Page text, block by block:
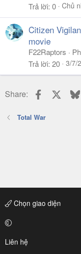
Trả lời 0 Chủ
Citizen
movie
F22Raptors
Trả lời 20 3/7/
Share: Facebook
Total War
Chọn giao diện
Liên hệ